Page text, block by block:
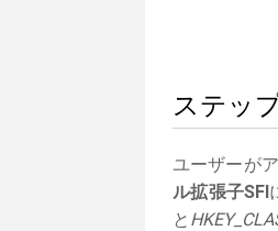
ステッ
ユーザーが
ル拡張子SFI
と